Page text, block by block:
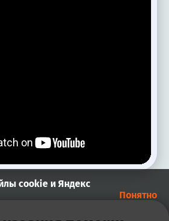
cookie и Яндекс
Понятно